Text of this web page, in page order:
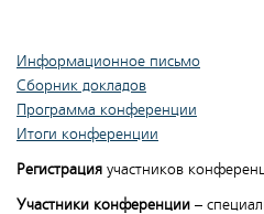
Информационное письмо
Сборник докладов
Программа конференции
Итоги конференции
Регистрация участников
Участники конференции –